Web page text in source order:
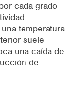
por cada grado
temperatura
suele
una caída de
de